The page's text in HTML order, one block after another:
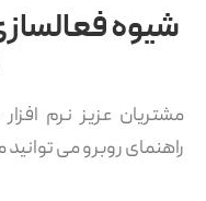
شیوه
مشتریان عزیز نرم
راهنمای روبرو می